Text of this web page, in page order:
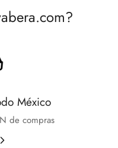
México
de compras